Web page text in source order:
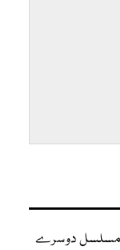
مسلسل دوسرے